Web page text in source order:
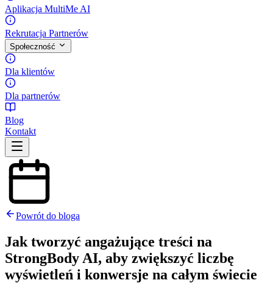
Aplikacja MultiMe AI
Rekrutacja Partnerów
Społeczność
Dla klientów
Dla partnerów
Blog
Kontakt
Powrót do bloga
Jak tworzyć angażujące treści na
StrongBody AI, aby zwiększyć liczbę
wyświetleń i konwersje na całym świecie